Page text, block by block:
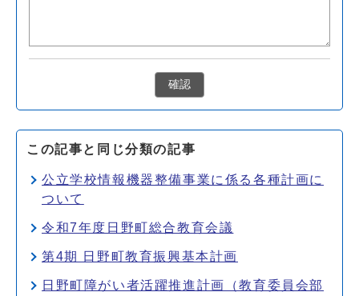
確認
この記事と同じ分類の記事
公立学校情報機器整備事業に係る各種計画に
ついて
令和7年度日野町総合教育会議
第4期 日野町教育振興基本計画
日野町障がい者活躍推進計画（教育委員会部